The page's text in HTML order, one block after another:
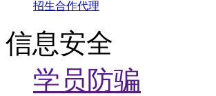
招生合作代理
信息安全
学员防骗